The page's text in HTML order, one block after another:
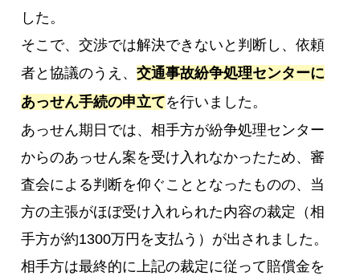
した。
そこで、交渉では解決できないと判断し、依頼
者と協議のうえ、交通事故紛争処理センターに
あっせん手続の申立てを行いました。
あっせん期日では、相手方が紛争処理センター
からのあっせん案を受け入れなかったため、審
査会による判断を仰ぐこととなったものの、当
方の主張がほぼ受け入れられた内容の裁定（相
手方が約1300万円を支払う）が出されました。
相手方は最終的に上記の裁定に従って賠償金を